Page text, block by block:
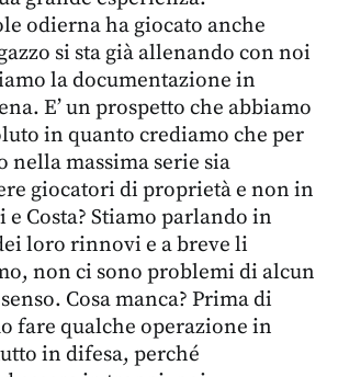
odierna ha giocato anche
si sta già allenando con noi
la documentazione in
E’ un prospetto che abbiamo
in quanto crediamo che per
nella massima serie sia
giocatori di proprietà e non in
Costa? Stiamo parlando in
loro rinnovi e a breve li
non ci sono problemi di alcun
Cosa manca? Prima di
fare qualche operazione in
in difesa, perché